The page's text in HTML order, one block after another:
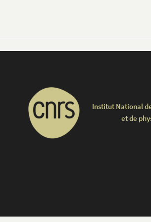
Institut National
et de